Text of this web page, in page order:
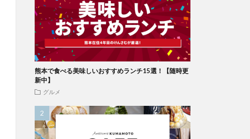
熊本で食べる美味しいおすすめランチ15選！【随時更
新中】
グルメ